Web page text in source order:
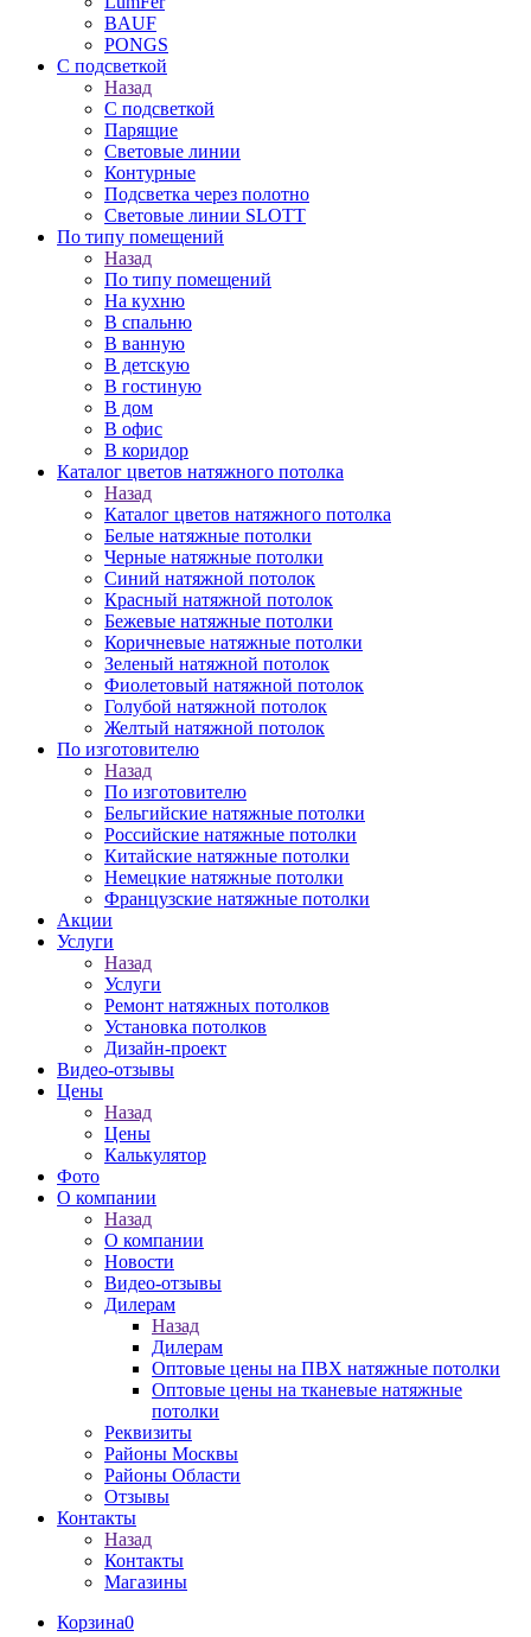
BAUF
PONGS
С подсветкой
Назад
С подсветкой
Парящие
Световые линии
Контурные
Подсветка через полотно
Световые линии SLOTT
По типу помещений
Назад
По типу помещений
На кухню
В спальню
В ванную
В детскую
В гостиную
В дом
В офис
В коридор
Каталог цветов натяжного потолка
Назад
Каталог цветов натяжного потолка
Белые натяжные потолки
Черные натяжные потолки
Синий натяжной потолок
Красный натяжной потолок
Бежевые натяжные потолки
Коричневые натяжные потолки
Зеленый натяжной потолок
Фиолетовый натяжной потолок
Голубой натяжной потолок
Желтый натяжной потолок
По изготовителю
Назад
По изготовителю
Бельгийские натяжные потолки
Российские натяжные потолки
Китайские натяжные потолки
Немецкие натяжные потолки
Французские натяжные потолки
Акции
Услуги
Назад
Услуги
Ремонт натяжных потолков
Установка потолков
Дизайн-проект
Видео-отзывы
Цены
Назад
Цены
Калькулятор
Фото
О компании
Назад
О компании
Новости
Видео-отзывы
Дилерам
Назад
Дилерам
Оптовые цены на ПВХ натяжные потолки
Оптовые цены на тканевые натяжные
потолки
Реквизиты
Районы Москвы
Районы Области
Отзывы
Контакты
Назад
Контакты
Магазины
Корзина0